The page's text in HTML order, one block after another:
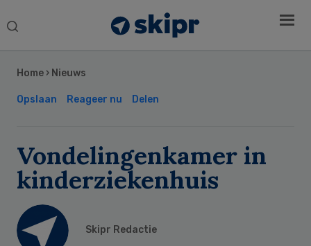
Search
Home › Nieuws
Opslaan Reageer nu Delen
Vondelingenkamer in
kinderziekenhuis
Skipr Redactie
Sidebar